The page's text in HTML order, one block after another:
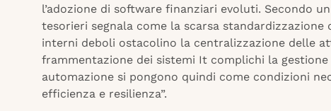
l’adozione di software finanziari evoluti. Secondo
tesorieri segnala come la scarsa
interni deboli ostacolino la centralizzazione delle
frammentazione dei sistemi It complichi la
automazione si pongono quindi come condizioni
efficienza e resilienza”.